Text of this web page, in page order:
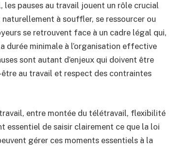
pauses au travail jouent un rôle crucial
à souffler, se ressourcer ou
se retrouvent face à un cadre légal qui,
durée minimale à l’organisation effective
sont autant d’enjeux qui doivent être
au travail et respect des contraintes
entre montée du télétravail, flexibilité
essentiel de saisir clairement ce que la loi
gérer ces moments essentiels à la